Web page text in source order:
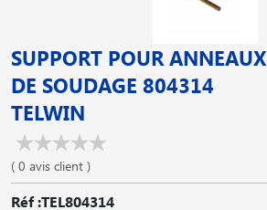
SUPPORT POUR ANNEAUX
DE SOUDAGE 804314
TELWIN
( 0 avis client )
Réf :TEL804314